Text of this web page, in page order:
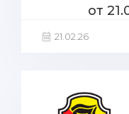
от
21.02.26